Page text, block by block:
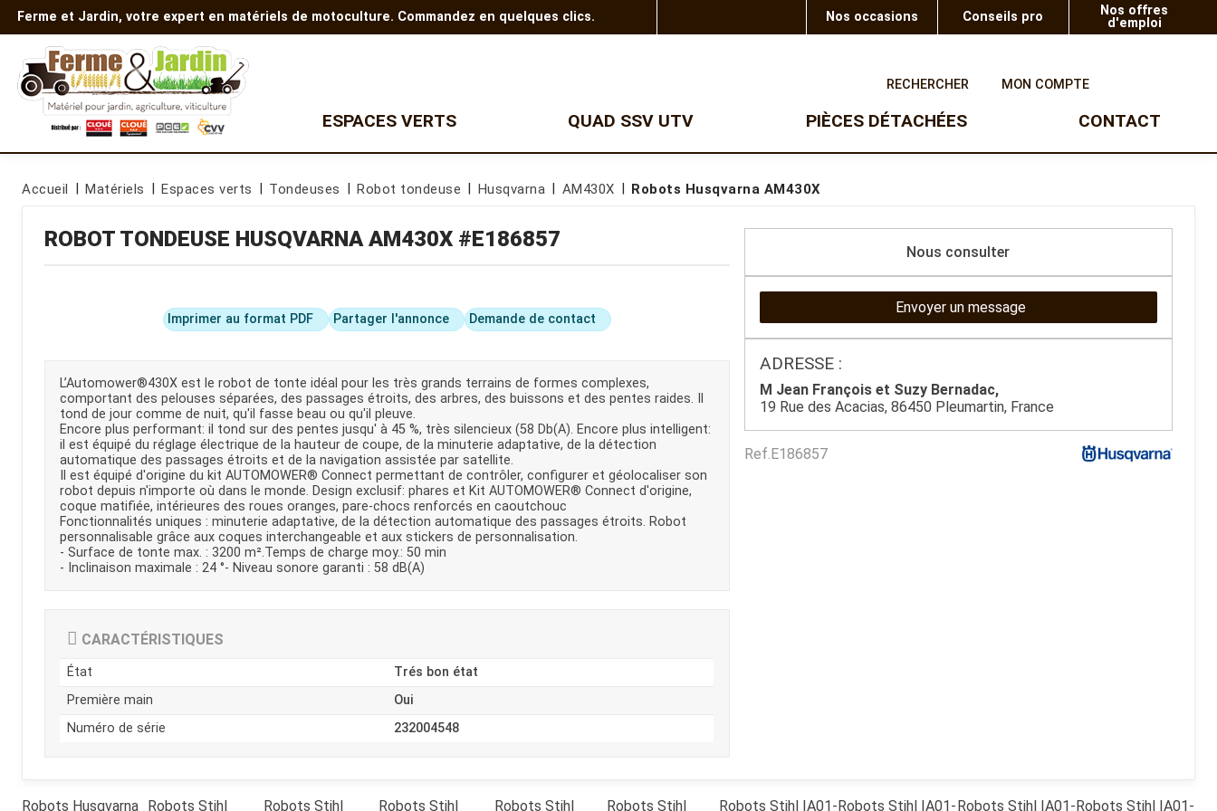
Ferme et Jardin, votre expert en matériels de motoculture. Commandez en quelques clics. Nos occasions Conseils pro
Nos offres
d'emploi
ESPACES VERTS
TONDEUSES
Tondeuse
AUTRES EQUIPEMENTS
Découpeuses
DEBROUSSAILLEUSES
Débroussailleuse à
Débroussailleuse
professionnelle
TRONCONNEUSES
Tronçonneuse électrique
Taille-haie éléctrique
MICRO TRACTEUR
Kubota
BROYEURS DE BRANCHES
Broyeur thermique
Broyeur électrique
REMORQUES
Benne
Plateau
Remorque bagagere
GAMME PELLENC
Sécateur
Perche sécateur
Bineuse
Accessoires
OUTILS TROIS POINTS
QUAD SSV UTV
Quad SSV
PIÈCES DÉTACHÉES CONTACT
RECHERCHER MON COMPTE
Accueil Matériels Espaces verts Tondeuses Robot tondeuse Husqvarna AM430X Robots Husqvarna AM430X
ROBOT TONDEUSE HUSQVARNAAM430X #E186857
L’Automower®430X est le robot de tonte idéal pour les très grands terrains de formes complexes,
comportant des pelouses séparées, des passages étroits, des arbres, des buissons et des pentes raides. Il
tond de jour comme de nuit, qu'il fasse beau ou qu'il pleuve.
Encore plus performant: il tond sur des pentes jusqu' à 45 %, très silencieux (58 Db(A). Encore plus intelligent:
il est équipé du réglage électrique de la hauteur de coupe, de la minuterie adaptative, de la détection
automatique des passages étroits et de la navigation assistée par satellite.
Il est équipé d'origine du kit AUTOMOWER® Connect permettant de contrôler, configurer et géolocaliser son
robot depuis n'importe où dans le monde. Design exclusif: phares et Kit AUTOMOWER® Connect d'origine,
coque matifiée, intérieures des roues oranges, pare-chocs renforcés en caoutchouc
Fonctionnalités uniques : minuterie adaptative, de la détection automatique des passages étroits. Robot
personnalisable grâce aux coques interchangeable et aux stickers de personnalisation.
- Surface de tonte max. : 3200 m².Temps de charge moy.: 50 min
- Inclinaison maximale : 24 °- Niveau sonore garanti : 58 dB(A)
Demande de contact
Partager l'annonce
Imprimer au format PDF
CARACTÉRISTIQUES
État
Trés bon état
Première main
Oui
Numéro de série
232004548
Nous consulter
Envoyer un message
ADRESSE :
M Jean François et Suzy Bernadac,
19 Rue des Acacias, 86450 Pleumartin, France
Ref. E186857
Robots Husqvarna Robots Stihl Robots Stihl Robots Stihl Robots Stihl Robots Stihl Robots Stihl IA01-Robots Stihl IA01-Robots Stihl IA01-Robots Stihl IA01-